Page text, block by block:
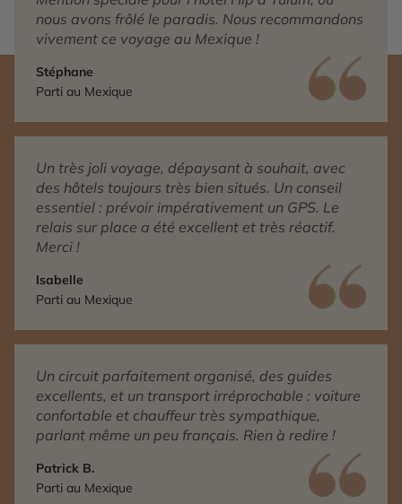
nous avons frôlé le paradis. Nous recommandons
vivement ce voyage au Mexique !
Stéphane
Parti au Mexique
Un très joli voyage, dépaysant à souhait, avec
des hôtels toujours très bien situés. Un conseil
essentiel : prévoir impérativement un GPS. Le
relais sur place a été excellent et très réactif.
Merci !
Isabelle
Parti au Mexique
Un circuit parfaitement organisé, des guides
excellents, et un transport irréprochable : voiture
confortable et chauffeur très sympathique,
parlant même un peu français. Rien à redire !
Patrick B.
Parti au Mexique